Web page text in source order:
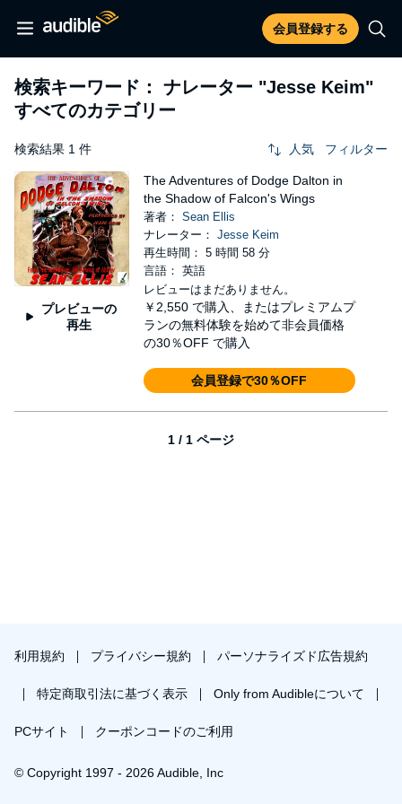
会員登録する
検索キーワード： ナレーター "Jesse Keim"
すべてのカテゴリー
検索結果 1 件 人気 フィルター
プレビューの
再生
The Adventures of Dodge Dalton in
the Shadow of Falcon's Wings
著者： Sean Ellis
ナレーター： Jesse Keim
再生時間： 5 時間 58 分
言語： 英語
レビューはまだありません。
￥2,550 で購入、またはプレミアムプ
ランの無料体験を始めて非会員価格
の30％OFF で購入
会員登録で30％OFF
1 / 1 ページ
利用規約 プライバシー規約 パーソナライズド広告規約
特定商取引法に基づく表示 Only from Audibleについて
PCサイト クーポンコードのご利用
© Copyright 1997 - 2026 Audible, Inc